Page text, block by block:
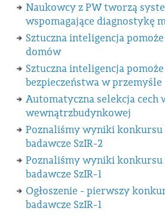
Naukowcy z PW tworzą
wspomagające diagnostykę
Sztuczna inteligencja
domów
Sztuczna inteligencja
bezpieczeństwa w przemyśle
Automatyczna selekcja cech
wewnątrzbudynkowej
Poznaliśmy wyniki konkursu
badawcze SzIR-2
Poznaliśmy wyniki konkursu
badawcze SzIR-1
Ogłoszenie - pierwszy
badawcze SzIR-1